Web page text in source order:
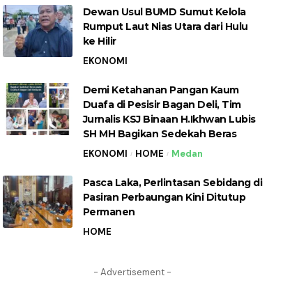
Dewan Usul BUMD Sumut Kelola
Rumput Laut Nias Utara dari Hulu
ke Hilir
EKONOMI
Demi Ketahanan Pangan Kaum
Duafa di Pesisir Bagan Deli, Tim
Jurnalis KSJ Binaan H.Ikhwan Lubis
SH MH Bagikan Sedekah Beras
EKONOMI HOME Medan
Pasca Laka, Perlintasan Sebidang di
Pasiran Perbaungan Kini Ditutup
Permanen
HOME
- Advertisement -